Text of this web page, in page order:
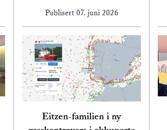
Publisert 07. juni 2026
Eitzen-familien i ny